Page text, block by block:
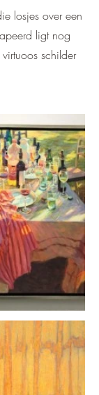
losjes over een
ligt nog
schilder